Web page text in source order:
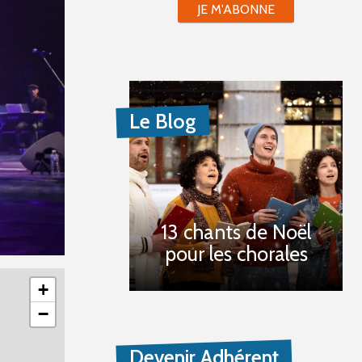
+
−
JE M'ABONNE
Le Blog
13 chants de Noël
pour les chorales
Devenir Adhérent